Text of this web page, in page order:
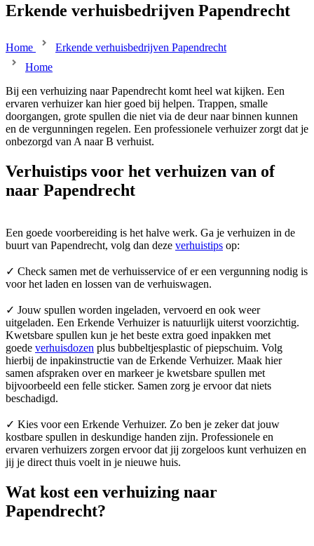
Erkende verhuisbedrijven Papendrecht
Home
Erkende verhuisbedrijven Papendrecht
Home
Bij een verhuizing naar Papendrecht komt heel wat kijken. Een
ervaren verhuizer kan hier goed bij helpen. Trappen, smalle
doorgangen, grote spullen die niet via de deur naar binnen kunnen
en de vergunningen regelen. Een professionele verhuizer zorgt dat je
onbezorgd van A naar B verhuist.
Verhuistips voor het verhuizen van of
naar Papendrecht
Een goede voorbereiding is het halve werk. Ga je verhuizen in de
buurt van Papendrecht, volg dan deze verhuistips op:
✓ Check samen met de verhuisservice of er een vergunning nodig is
voor het laden en lossen van de verhuiswagen.
✓ Jouw spullen worden ingeladen, vervoerd en ook weer
uitgeladen. Een Erkende Verhuizer is natuurlijk uiterst voorzichtig.
Kwetsbare spullen kun je het beste extra goed inpakken met
goede verhuisdozen plus bubbeltjesplastic of piepschuim. Volg
hierbij de inpakinstructie van de Erkende Verhuizer. Maak hier
samen afspraken over en markeer je kwetsbare spullen met
bijvoorbeeld een felle sticker. Samen zorg je ervoor dat niets
beschadigd.
✓ Kies voor een Erkende Verhuizer. Zo ben je zeker dat jouw
kostbare spullen in deskundige handen zijn. Professionele en
ervaren verhuizers zorgen ervoor dat jij zorgeloos kunt verhuizen en
jij je direct thuis voelt in je nieuwe huis.
Wat kost een verhuizing naar
Papendrecht?